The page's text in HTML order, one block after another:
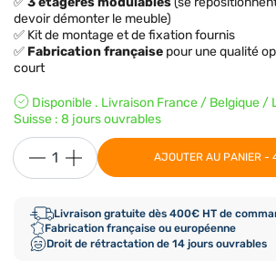
devoir démonter le meuble)
✅ Kit de montage et de fixation fournis
✅ Fabrication française pour une qualité
court
Disponible . Livraison France / Belgique /
Suisse : 8 jours ouvrables
AJOUTER AU PANIER
Livraison gratuite dès 400€ HT de
Fabrication française ou européenne
Droit de rétractation de 14 jours ouvrables